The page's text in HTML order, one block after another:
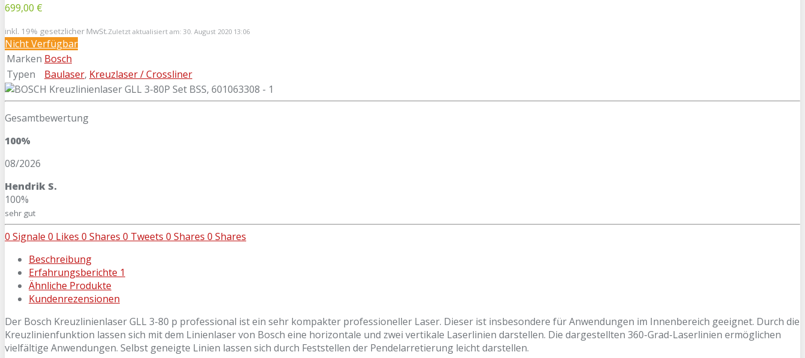
699,00 €
inkl. 19% gesetzlicher MwSt.Zuletzt aktualisiert am: 30. August 2020 13:06
Nicht Verfügbar
Marken Bosch
Typen
Baulaser, Kreuzlaser / Crossliner
Gesamtbewertung
100%
08/2026
Hendrik S.
100%
sehr gut
0 Signale 0 Likes 0 Shares 0 Tweets 0 Shares 0 Shares
Beschreibung
Erfahrungsberichte 1
Ähnliche Produkte
Kundenrezensionen
Der Bosch Kreuzlinienlaser GLL 3-80 p professional ist ein sehr kompakter professioneller Laser. Dieser ist insbesondere für Anwendungen im Innenbereich geeignet. Durch die
Kreuzlinienfunktion lassen sich mit dem Linienlaser von Bosch eine horizontale und zwei vertikale Laserlinien darstellen. Die dargestellten 360-Grad-Laserlinien ermöglichen
vielfältige Anwendungen. Selbst geneigte Linien lassen sich durch Feststellen der Pendelarretierung leicht darstellen.